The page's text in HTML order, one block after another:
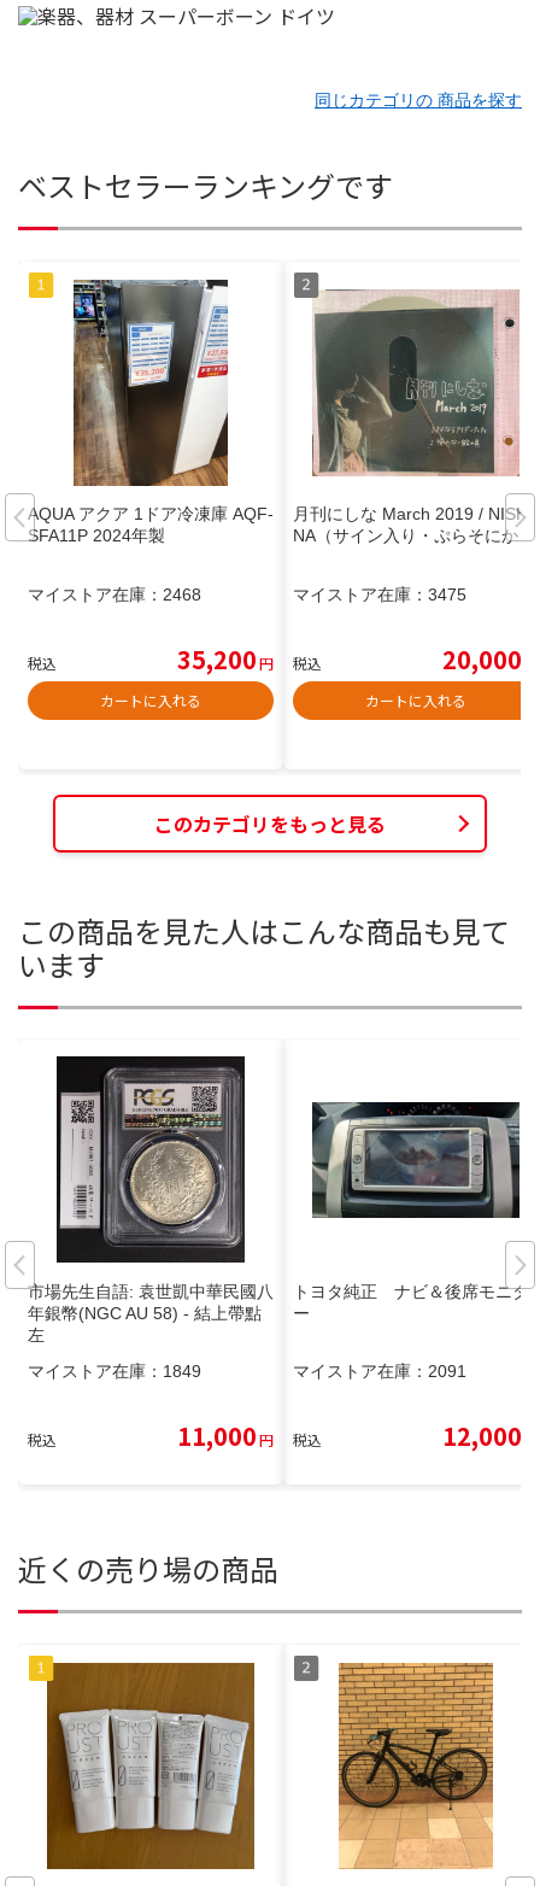
同じカテゴリの 商品を探す
ベストセラーランキングです
AQUA アクア 1ドア冷凍庫 AQF-
SFA11P 2024年製
マイストア在庫： 2468
税込 35,200円
カートに入れる
月刊にしな March 2019 / NISHI
NA（サイン入り・ぷらそにか）
マイストア在庫： 3475
税込 20,000
カートに入れる
このカテゴリをもっと見る
この商品を見た人はこんな商品も見て
います
市場先生自語: 袁世凱中華民國八
年銀幣(NGC AU 58) - 結上帶點
左
マイストア在庫： 1849
税込 11,000円
トヨタ純正 ナビ＆後席モニタ
ー
マイストア在庫： 2091
税込 12,000
近くの売り場の商品